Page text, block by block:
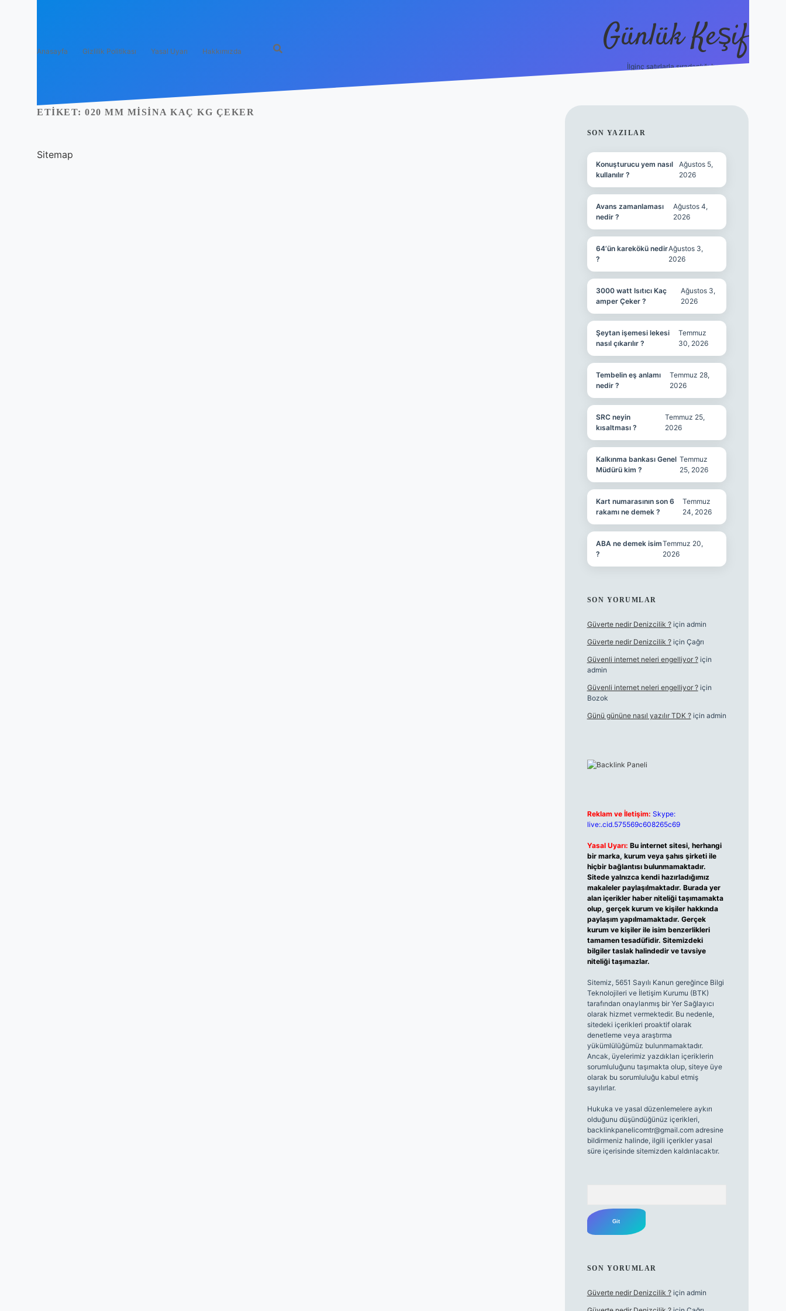
Anasayfa Gizlilik Politikası Yasal Uyarı Hakkımızda Günlük Keşif
İlginç satırlarla sıradanlığı boz.
ETIKET: 020 MM MISINA KAÇ KG ÇEKER
Sitemap
SIDEBAR
SON YAZILAR
Konuşturucu yem nasıl
kullanılır ?
Ağustos 5,
2026
Avans zamanlaması
nedir ?
Ağustos 4,
2026
64’ün karekökü nedir
?
Ağustos 3,
2026
3000 watt Isıtıcı Kaç
amper Çeker ?
Ağustos 3,
2026
Şeytan işemesi lekesi
nasıl çıkarılır ?
Temmuz
30, 2026
Tembelin eş anlamı
nedir ?
Temmuz 28,
2026
SRC neyin
kısaltması ?
Temmuz 25,
2026
Kalkınma bankası Genel
Müdürü kim ?
Temmuz
25, 2026
Kart numarasının son 6
rakamı ne demek ?
Temmuz
24, 2026
ABA ne demek isim
?
Temmuz 20,
2026
SON YORUMLAR
Güverte nedir Denizcilik ?için admin
Güverte nedir Denizcilik ?için Çağrı
Güvenli internet neleri engelliyor ?için
admin
Güvenli internet neleri engelliyor ?için
Bozok
Günü gününe nasıl yazılır TDK ?için admin
Reklam ve İletişim: Skype:
live:.cid.575569c608265c69
Yasal Uyarı: Bu internet sitesi, herhangi
bir marka, kurum veya şahıs şirketi ile
hiçbir bağlantısı bulunmamaktadır.
Sitede yalnızca kendi hazırladığımız
makaleler paylaşılmaktadır. Burada yer
alan içerikler haber niteliği taşımamakta
olup, gerçek kurum ve kişiler hakkında
paylaşım yapılmamaktadır. Gerçek
kurum ve kişiler ile isim benzerlikleri
tamamen tesadüfidir. Sitemizdeki
bilgiler taslak halindedir ve tavsiye
niteliği taşımazlar.
Sitemiz, 5651 Sayılı Kanun gereğince Bilgi
Teknolojileri ve İletişim Kurumu (BTK)
tarafından onaylanmış bir Yer Sağlayıcı
olarak hizmet vermektedir. Bu nedenle,
sitedeki içerikleri proaktif olarak
denetleme veya araştırma
yükümlülüğümüz bulunmamaktadır.
Ancak, üyelerimiz yazdıkları içeriklerin
sorumluluğunu taşımakta olup, siteye üye
olarak bu sorumluluğu kabul etmiş
sayılırlar.
Hukuka ve yasal düzenlemelere aykırı
olduğunu düşündüğünüz içerikleri,
backlinkpanelicomtr@gmail.comadresine
bildirmeniz halinde, ilgili içerikler yasal
süre içerisinde sitemizden kaldırılacaktır.
SON YORUMLAR
Güverte nedir Denizcilik ?için admin